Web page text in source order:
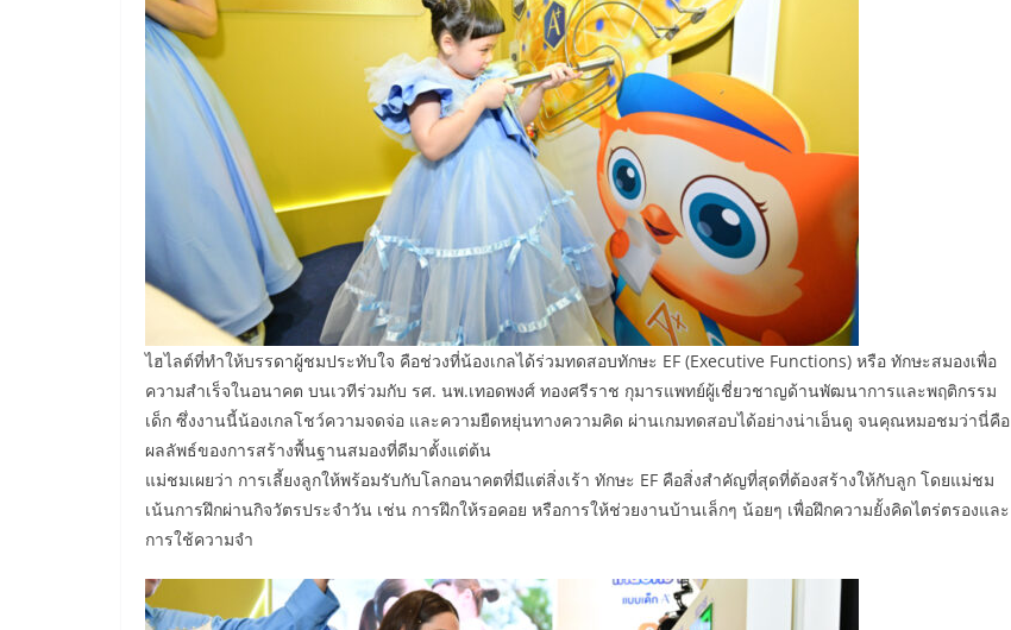
ไฮไลต์ที่ทำให้บรรดาผู้ชมประทับใจ คือช่วงที่น้องเกลได้ร่วมทดสอบทักษะ EF (Executive Functions) หรือ ทักษะสมองเพื่อ
ความสำเร็จในอนาคต บนเวทีร่วมกับ รศ. นพ.เทอดพงศ์ ทองศรีราช กุมารแพทย์ผู้เชี่ยวชาญด้านพัฒนาการและพฤติกรรม
เด็ก ซึ่งงานนี้น้องเกลโชว์ความจดจ่อ และความยืดหยุ่นทางความคิด ผ่านเกมทดสอบได้อย่างน่าเอ็นดู จนคุณหมอชมว่านี่คือ
ผลลัพธ์ของการสร้างพื้นฐานสมองที่ดีมาตั้งแต่ต้น
แม่ชมเผยว่า การเลี้ยงลูกให้พร้อมรับกับโลกอนาคตที่มีแต่สิ่งเร้า ทักษะ EF คือสิ่งสำคัญที่สุดที่ต้องสร้างให้กับลูก โดยแม่ชม
เน้นการฝึกผ่านกิจวัตรประจำวัน เช่น การฝึกให้รอคอย หรือการให้ช่วยงานบ้านเล็กๆ น้อยๆ เพื่อฝึกความยั้งคิดไตร่ตรองและ
การใช้ความจำ